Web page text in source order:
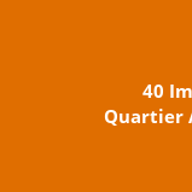
40
Quartier